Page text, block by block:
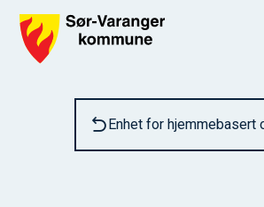
Enhet for hjemmebasert